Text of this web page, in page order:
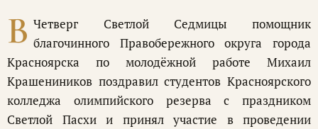
В Четверг Светлой Седмицы помощник
благочинного Правобережного округа города
Красноярска по молодёжной работе Михаил
Крашениников поздравил студентов Красноярского
колледжа олимпийского резерва с праздником
Светлой Пасхи и принял участие в проведении